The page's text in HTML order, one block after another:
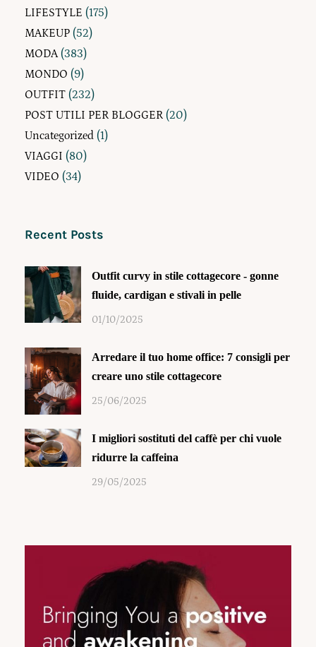
LIFESTYLE (175)
MAKEUP (52)
MODA(383)
MONDO (9)
OUTFIT (232)
POST UTILI PER BLOGGER (20)
Uncategorized (1)
VIAGGI (80)
VIDEO (34)
Recent Posts
Outfit curvy in stile cottagecore - gonne
fluide, cardigan e stivali in pelle
01/10/2025
Arredare il tuo home office: 7 consigli per
creare uno stile cottagecore
25/06/2025
I migliori sostituti del caffè per chi vuole
ridurre la caffeina
29/05/2025